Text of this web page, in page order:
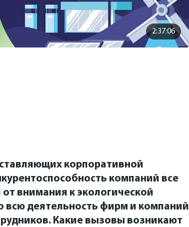
2:37:06
корпоративной
компаний все
внимания к экологической
всю деятельность фирм и компаний
Какие вызовы возникают